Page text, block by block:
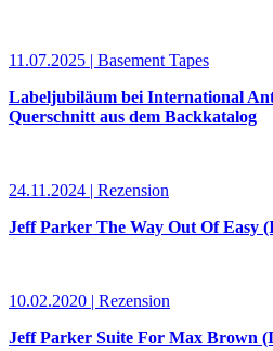
11.07.2025 | Basement Tapes
Labeljubiläum bei International
Querschnitt aus dem Backkatalog
24.11.2024 | Rezension
Jeff Parker The Way Out Of Easy
10.02.2020 | Rezension
Jeff Parker Suite For Max Brown